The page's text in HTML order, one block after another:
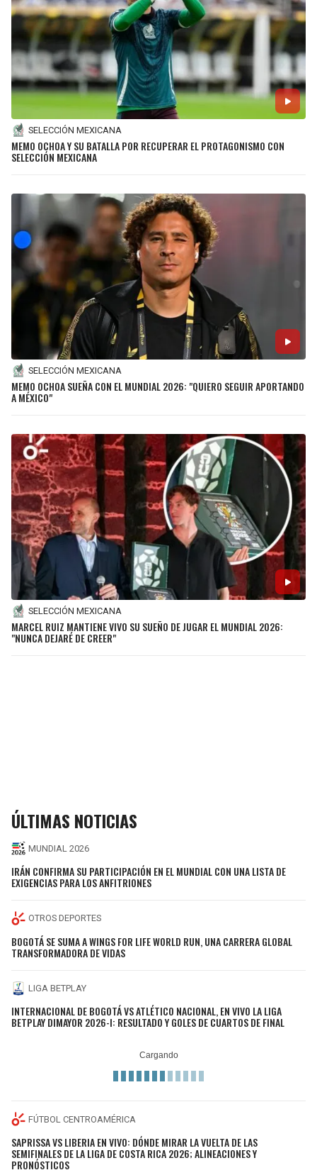
SELECCIÓN MEXICANA
MEMO OCHOA Y SU BATALLA POR RECUPERAR EL PROTAGONISMO CON
SELECCIÓN MEXICANA
SELECCIÓN MEXICANA
MEMO OCHOA SUEÑA CON EL MUNDIAL 2026: "QUIERO SEGUIR APORTANDO
A MÉXICO"
SELECCIÓN MEXICANA
MARCEL RUIZ MANTIENE VIVO SU SUEÑO DE JUGAR EL MUNDIAL 2026:
"NUNCA DEJARÉ DE CREER"
ÚLTIMAS NOTICIAS
MUNDIAL 2026
IRÁN CONFIRMA SU PARTICIPACIÓN EN EL MUNDIAL CON UNA LISTA DE
EXIGENCIAS PARA LOS ANFITRIONES
OTROS DEPORTES
BOGOTÁ SE SUMA A WINGS FOR LIFE WORLD RUN, UNA CARRERA GLOBAL
TRANSFORMADORA DE VIDAS
LIGA BETPLAY
INTERNACIONAL DE BOGOTÁ VS ATLÉTICO NACIONAL, EN VIVO LA LIGA
BETPLAY DIMAYOR 2026-I: RESULTADO Y GOLES DE CUARTOS DE FINAL
FÚTBOL CENTROAMÉRICA
SAPRISSA VS LIBERIA EN VIVO: DÓNDE MIRAR LA VUELTA DE LAS
SEMIFINALES DE LA LIGA DE COSTA RICA 2026; ALINEACIONES Y
PRONÓSTICOS